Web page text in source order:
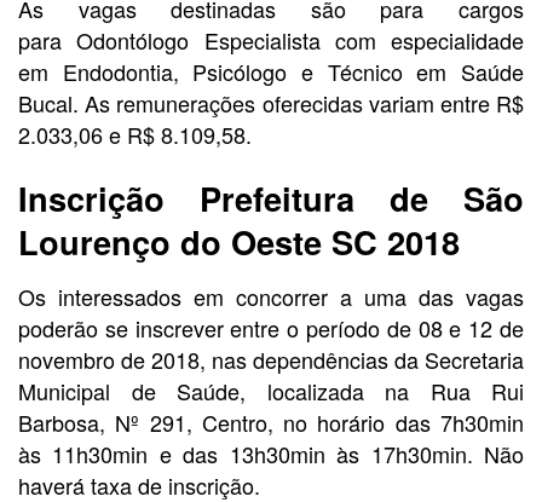
As vagas destinadas são para cargos
para Odontólogo Especialista com especialidade
em Endodontia, Psicólogo e Técnico em Saúde
Bucal. As remunerações oferecidas variam entre R$
2.033,06 e R$ 8.109,58.
Inscrição Prefeitura de São
Lourenço do Oeste SC 2018
Os interessados em concorrer a uma das vagas
poderão se inscrever entre o período de 08 e 12 de
novembro de 2018, nas dependências da Secretaria
Municipal de Saúde, localizada na Rua Rui
Barbosa, Nº 291, Centro, no horário das 7h30min
às 11h30min e das 13h30min às 17h30min. Não
haverá taxa de inscrição.